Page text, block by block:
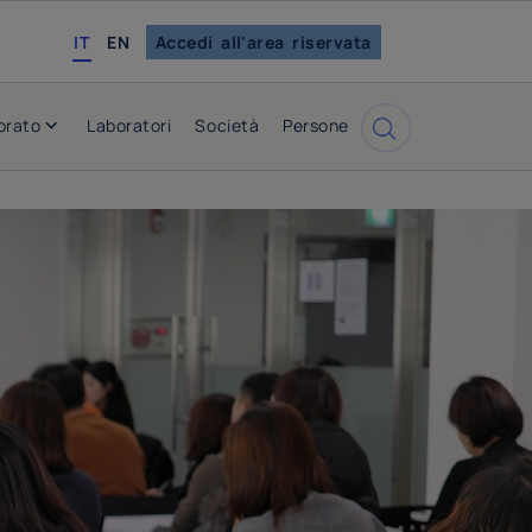
IT EN english
Accedi all'area riservata
Laboratori Società
Persone
Cerca